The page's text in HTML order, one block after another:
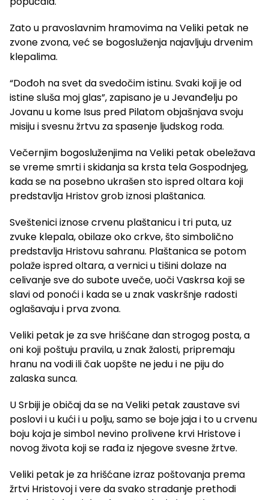
Zato u pravoslavnim hramovima na Veliki petak ne
zvone zvona, već se bogosluženja najavljuju drvenim
klepalima.
“Dođoh na svet da svedočim istinu. Svaki koji je od
istine sluša moj glas”, zapisano je u Jevanđelju po
Jovanu u kome Isus pred Pilatom objašnjava svoju
misiju i svesnu žrtvu za spasenje ljudskog roda.
Večernjim bogosluženjima na Veliki petak obeležava
se vreme smrti i skidanja sa krsta tela Gospodnjeg,
kada se na posebno ukrašen sto ispred oltara koji
predstavlja Hristov grob iznosi plaštanica.
Sveštenici iznose crvenu plaštanicu i tri puta, uz
zvuke klepala, obilaze oko crkve, što simbolično
predstavlja Hristovu sahranu. Plaštanica se potom
polaže ispred oltara, a vernici u tišini dolaze na
celivanje sve do subote uveče, uoči Vaskrsa koji se
slavi od ponoći i kada se u znak vaskršnje radosti
oglašavaju i prva zvona.
Veliki petak je za sve hrišćane dan strogog posta, a
oni koji poštuju pravila, u znak žalosti, pripremaju
hranu na vodi ili čak uopšte ne jedu i ne piju do
zalaska sunca.
U Srbiji je običaj da se na Veliki petak zaustave svi
poslovi i u kući i u polju, samo se boje jaja i to u crvenu
boju koja je simbol nevino prolivene krvi Hristove i
novog života koji se rađa iz njegove svesne žrtve.
Veliki petak je za hrišćane izraz poštovanja prema
žrtvi Hristovoj i vere da svako stradanje prethodi